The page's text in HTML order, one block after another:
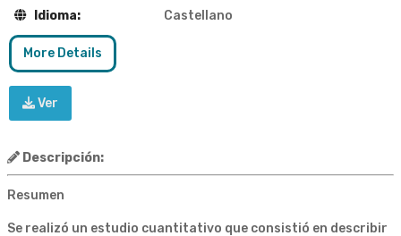
Idioma:
Castellano
More Details
Ver
Descripción:
Resumen
Se realizó un estudio cuantitativo que consistió en describir